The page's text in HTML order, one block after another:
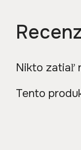
Nikto zatiaľ
Tento